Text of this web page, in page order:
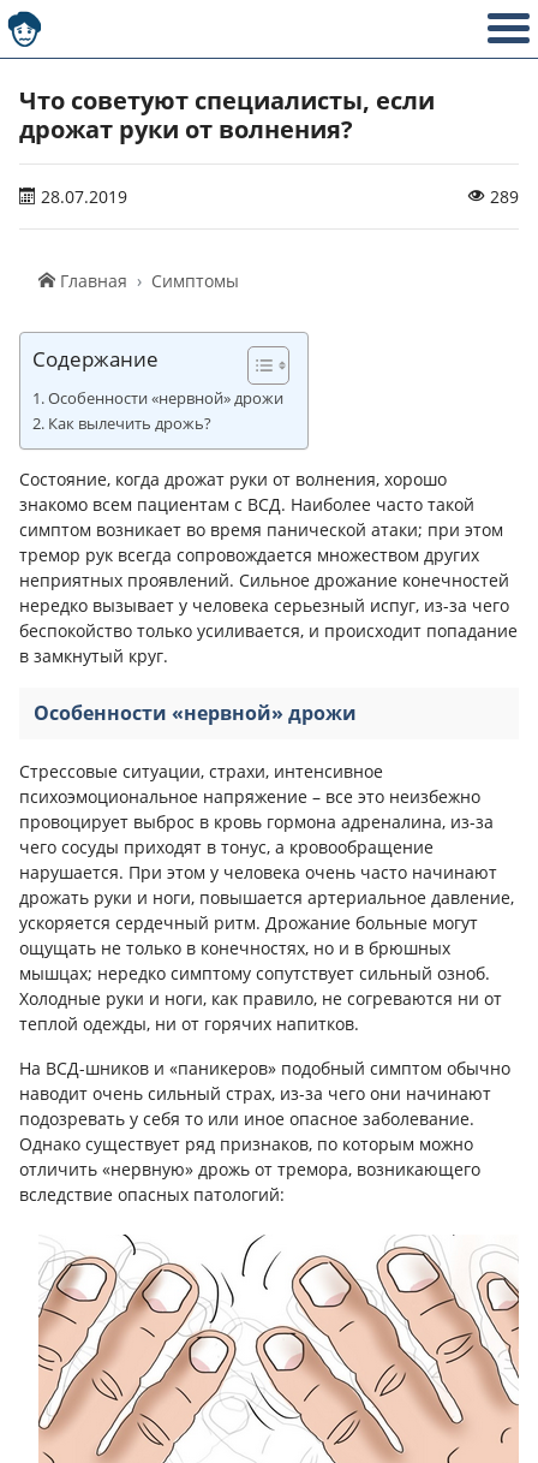
Что советуют специалисты, если
дрожат руки от волнения?
28.07.2019 289
Главная Симптомы
Содержание
Особенности «нервной» дрожи
Как вылечить дрожь?
Состояние, когда дрожат руки от волнения, хорошо
знакомо всем пациентам с ВСД. Наиболее часто такой
симптом возникает во время панической атаки; при этом
тремор рук всегда сопровождается множеством других
неприятных проявлений. Сильное дрожание конечностей
нередко вызывает у человека серьезный испуг, из-за чего
беспокойство только усиливается, и происходит попадание
в замкнутый круг.
Особенности «нервной» дрожи
Стрессовые ситуации, страхи, интенсивное
психоэмоциональное напряжение – все это неизбежно
провоцирует выброс в кровь гормона адреналина, из-за
чего сосуды приходят в тонус, а кровообращение
нарушается. При этом у человека очень часто начинают
дрожать руки и ноги, повышается артериальное давление,
ускоряется сердечный ритм. Дрожание больные могут
ощущать не только в конечностях, но и в брюшных
мышцах; нередко симптому сопутствует сильный озноб.
Холодные руки и ноги, как правило, не согреваются ни от
теплой одежды, ни от горячих напитков.
На ВСД-шников и «паникеров» подобный симптом обычно
наводит очень сильный страх, из-за чего они начинают
подозревать у себя то или иное опасное заболевание.
Однако существует ряд признаков, по которым можно
отличить «нервную» дрожь от тремора, возникающего
вследствие опасных патологий: